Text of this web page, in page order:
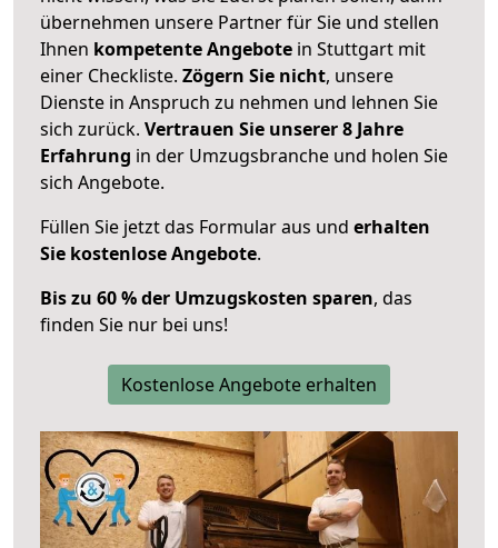
übernehmen unsere Partner für Sie und stellen
Ihnen kompetente Angebote in Stuttgart mit
einer Checkliste. Zögern Sie nicht, unsere
Dienste in Anspruch zu nehmen und lehnen Sie
sich zurück. Vertrauen Sie unserer 8 Jahre
Erfahrung in der Umzugsbranche und holen Sie
sich Angebote.
Füllen Sie jetzt das Formular aus und erhalten
Sie kostenlose Angebote.
Bis zu 60 % der Umzugskosten sparen, das
finden Sie nur bei uns!
Kostenlose Angebote erhalten